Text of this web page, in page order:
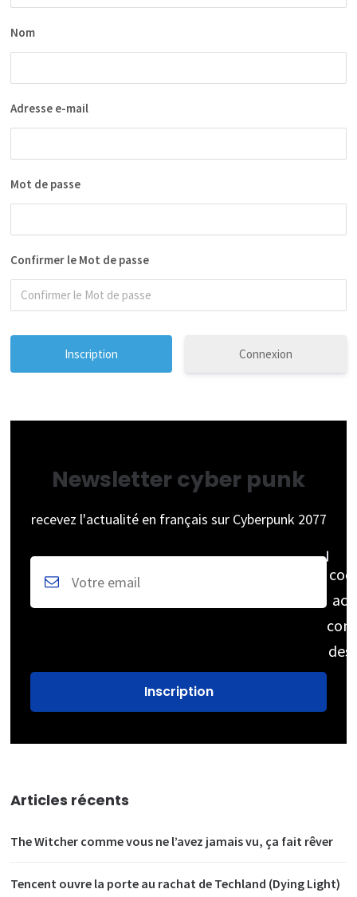
Nom
Adresse e-mail
Mot de passe
Confirmer le Mot de passe
Connexion
Newsletter cyber punk
recevez l'actualité en français sur Cyberpunk 2077
des
Articles récents
The Witcher comme vous ne l’avez jamais vu, ça fait rêver
Tencent ouvre la porte au rachat de Techland (Dying Light)